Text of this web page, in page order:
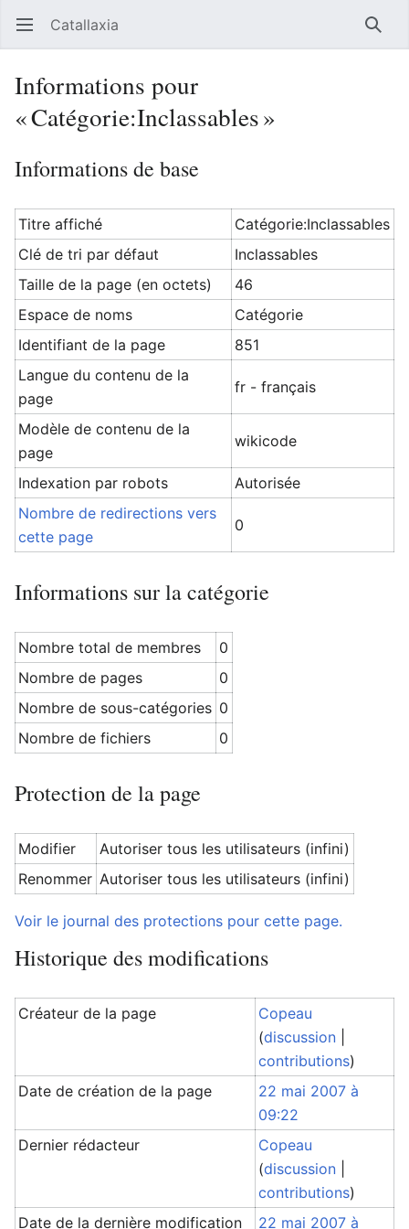
Ouvrir le menu principal Catallaxia
Informations pour
« Catégorie:Inclassables »
Informations de base
Titre affiché
Catégorie:Inclassables
Clé de tri par défaut
Inclassables
Taille de la page (en octets)
46
Espace de noms
Catégorie
Identifiant de la page
851
Langue du contenu de la
page
fr - français
Modèle de contenu de la
page
wikicode
Indexation par robots
Autorisée
Nombre de redirections vers
cette page
0
Informations sur la catégorie
Nombre total de membres
0
Nombre de pages
0
Nombre de sous-catégories 0
Nombre de fichiers
0
Protection de la page
Modifier
Autoriser tous les utilisateurs (infini)
Renommer Autoriser tous les utilisateurs (infini)
Voir le journal des protections pour cette page.
Historique des modifications
Créateur de la page
Copeau
(discussion
contributions)
Date de création de la page
22 mai 2007 à
09:22
Dernier rédacteur
Copeau
(discussion
contributions)
Date de la dernière modification
22 mai 2007 à